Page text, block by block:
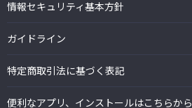
情報セキュリティ基本方針
ガイドライン
特定商取引法に基づく表記
便利なアプリ、インストールはこちらから